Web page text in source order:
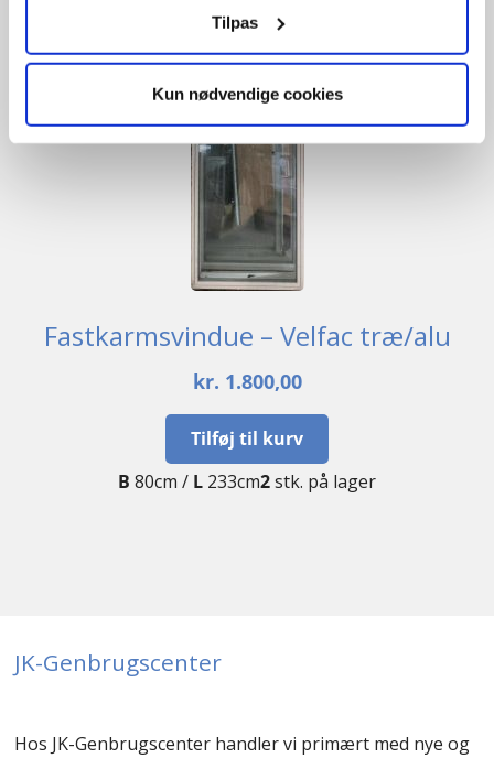
Tilpas
Kun nødvendige cookies
Fastkarmsvindue – Velfac træ/alu
kr. 1.800,00
Tilføj til kurv
B 80cm / L 233cm2stk. på lager
JK-Genbrugscenter
Hos JK-Genbrugscenter handler vi primært med nye og